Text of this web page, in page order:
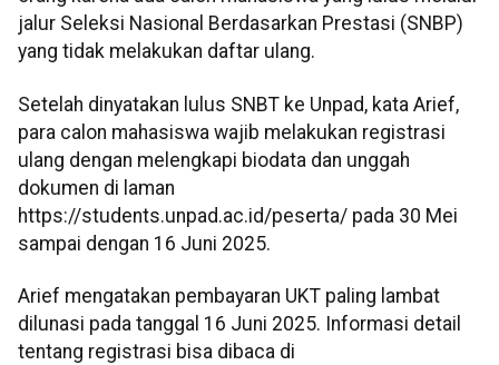
jalur Seleksi Nasional Berdasarkan Prestasi (SNBP)
yang tidak melakukan daftar ulang.
Setelah dinyatakan lulus SNBT ke Unpad, kata Arief,
para calon mahasiswa wajib melakukan registrasi
ulang dengan melengkapi biodata dan unggah
dokumen di laman
https://students.unpad.ac.id/peserta/ pada 30 Mei
sampai dengan 16 Juni 2025.
Arief mengatakan pembayaran UKT paling lambat
dilunasi pada tanggal 16 Juni 2025. Informasi detail
tentang registrasi bisa dibaca di